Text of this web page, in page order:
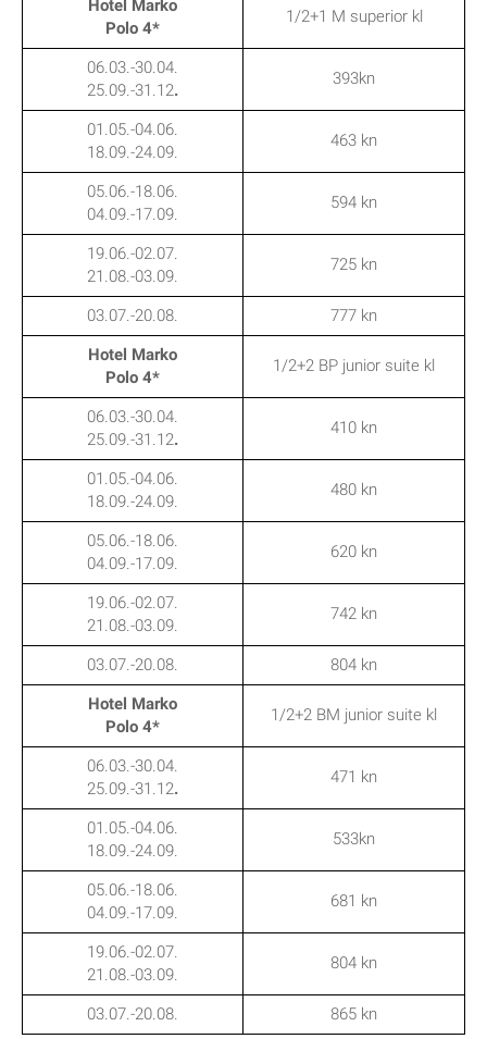
Hotel Marko
Polo 4*
1/2+1 M superior kl
06.03.-30.04.
25.09.-31.12.
393kn
01.05.-04.06.
18.09.-24.09.
463 kn
05.06.-18.06.
04.09.-17.09.
594 kn
19.06.-02.07.
21.08.-03.09.
725 kn
03.07.-20.08.
777 kn
Hotel Marko
Polo 4*
1/2+2 BP junior suite kl
06.03.-30.04.
25.09.-31.12.
410 kn
01.05.-04.06.
18.09.-24.09.
480 kn
05.06.-18.06.
04.09.-17.09.
620 kn
19.06.-02.07.
21.08.-03.09.
742 kn
03.07.-20.08.
804 kn
Hotel Marko
Polo 4*
1/2+2 BM junior suite kl
06.03.-30.04.
25.09.-31.12.
471 kn
01.05.-04.06.
18.09.-24.09.
533kn
05.06.-18.06.
04.09.-17.09.
681 kn
19.06.-02.07.
21.08.-03.09.
804 kn
03.07.-20.08. 865 kn